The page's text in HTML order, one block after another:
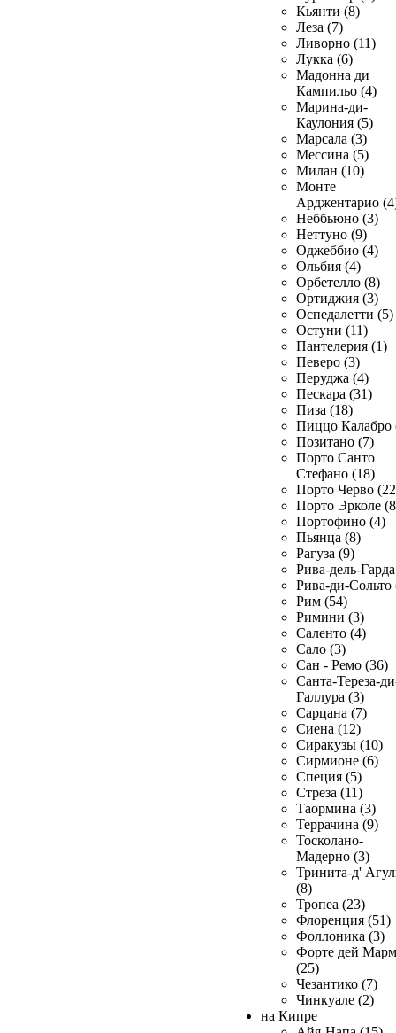
Кьянти (8)
Леза (7)
Ливорно (11)
Лукка (6)
Мадонна ди
Кампильо (4)
Марина-ди-
Каулония (5)
Марсала (3)
Мессина (5)
Милан (10)
Монте
Арджентарио
Неббьюно (3)
Неттуно (9)
Оджеббио (4)
Ольбия (4)
Орбетелло (8)
Ортиджия (3)
Оспедалетти (5)
Остуни (11)
Пантелерия (1)
Певеро (3)
Перуджа (4)
Пескара (31)
Пиза (18)
Пиццо Калабро
Позитано (7)
Порто Санто
Стефано (18)
Порто Черво
Порто Эрколе
Портофино (4)
Пьянца (8)
Рагуза (9)
Рива-дель-
Рива-ди-Сольто
Рим (54)
Римини (3)
Саленто (4)
Сало (3)
Сан - Ремо (36)
Санта-Тереза-
Галлура (3)
Сарцана (7)
Сиена (12)
Сиракузы (10)
Сирмионе (6)
Специя (5)
Стреза (11)
Таормина (3)
Террачина (9)
Тосколано-
Мадерно (3)
Тринита-д'
(8)
Тропеа (23)
Флоренция (51)
Фоллоника (3)
Форте дей
(25)
Чезантико (7)
Чинкуале (2)
на Кипре